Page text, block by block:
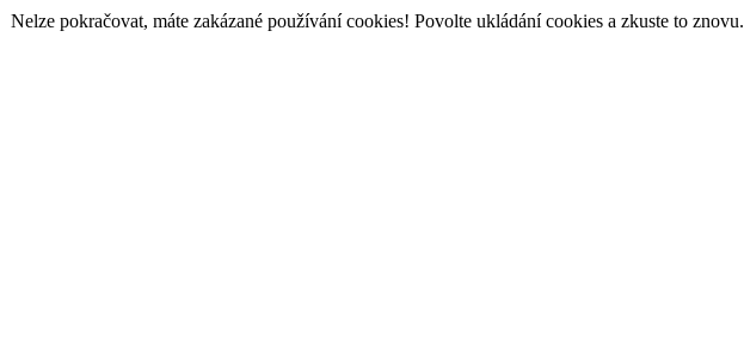
Nelze pokračovat, máte zakázané používání cookies! Povolte ukládání cookies a zkuste to znovu.